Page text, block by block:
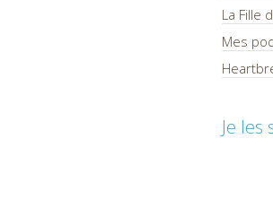
La Fille
Mes
Je les